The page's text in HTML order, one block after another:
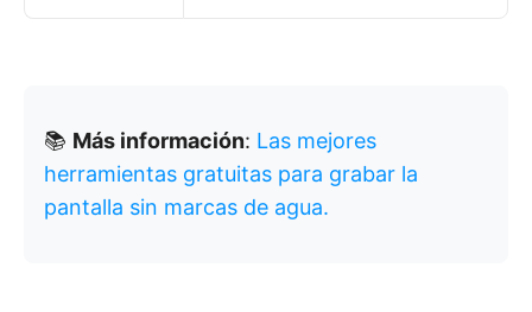
📚 Más información: Las mejores
herramientas gratuitas para grabar la
pantalla sin marcas de agua.